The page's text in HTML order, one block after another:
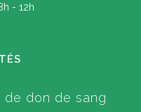
- 12h
de don de sang